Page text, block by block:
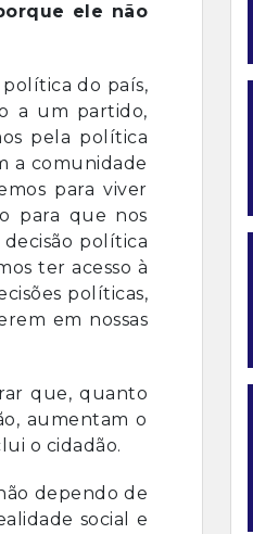
ele não
política do país,
a um partido,
pela política
a comunidade
para viver
para que nos
política
ter acesso à
políticas,
em nossas
que, quanto
aumentam o
o cidadão.
dependo de
social e